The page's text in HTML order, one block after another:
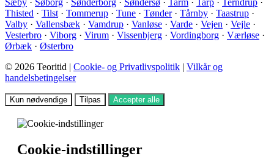
Sæby · Søborg · Sønderborg · Søndersø · Tarm · Tarp · Terndrup ·
Thisted · Tilst · Tommerup · Tune · Tønder· Tårnby · Taastrup ·
Valby · Vallensbæk · Vamdrup · Vanløse · Varde · Vejen · Vejle ·
Vesterbro · Viborg · Virum · Vissenbjerg · Vordingborg · Værløse ·
Ørbæk · Østerbro
© 2026 Teoritid | Cookie- og Privatlivspolitik | Vilkår og
handelsbetingelser
Kun nødvendige Tilpas Accepter alle
Cookie-indstillinger